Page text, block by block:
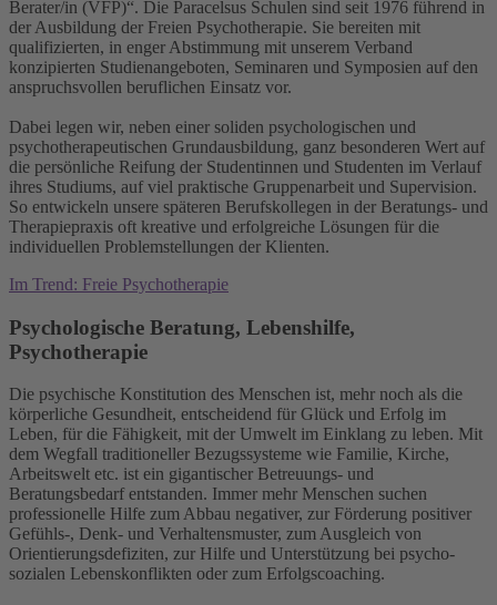
Berater/in (VFP)“. Die Paracelsus Schulen sind seit 1976 führend in
der Ausbildung der Freien Psychotherapie. Sie bereiten mit
qualifizierten, in enger Abstimmung mit unserem Verband
konzipierten Studienangeboten, Seminaren und Symposien auf den
anspruchsvollen beruflichen Einsatz vor.
Dabei legen wir, neben einer soliden psychologischen und
psychotherapeutischen Grundausbildung, ganz besonderen Wert auf
die persönliche Reifung der Studentinnen und Studenten im Verlauf
ihres Studiums, auf viel praktische Gruppenarbeit und Supervision.
So entwickeln unsere späteren Berufskollegen in der Beratungs- und
Therapiepraxis oft kreative und erfolgreiche Lösungen für die
individuellen Problemstellungen der Klienten.
Im Trend: Freie Psychotherapie
Psychologische Beratung, Lebenshilfe,
Psychotherapie
Die psychische Konstitution des Menschen ist, mehr noch als die
körperliche Gesundheit, entscheidend für Glück und Erfolg im
Leben, für die Fähigkeit, mit der Umwelt im Einklang zu leben. Mit
dem Wegfall traditioneller Bezugssysteme wie Familie, Kirche,
Arbeitswelt etc. ist ein gigantischer Betreuungs- und
Beratungsbedarf entstanden. Immer mehr Menschen suchen
professionelle Hilfe zum Abbau negativer, zur Förderung positiver
Gefühls-, Denk- und Verhaltensmuster, zum Ausgleich von
Orientierungsdefiziten, zur Hilfe und Unterstützung bei psycho-
sozialen Lebenskonflikten oder zum Erfolgscoaching.